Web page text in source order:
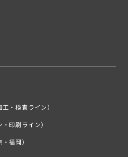
・検査ライン）
印刷ライン）
福岡）